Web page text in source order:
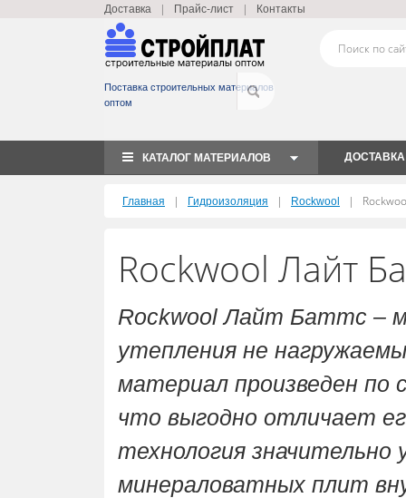
Доставка | Прайс-лист | Контакты
Поставка строительных материалов
оптом
КАТАЛОГ МАТЕРИАЛОВ ДОСТАВКА
Главная | Гидроизоляция | Rockwool |
Rockwool Лайт
Rockwool Лайт Баттc –
утепления не
материал произведен по
что выгодно отличает
технология
минераловатных плит